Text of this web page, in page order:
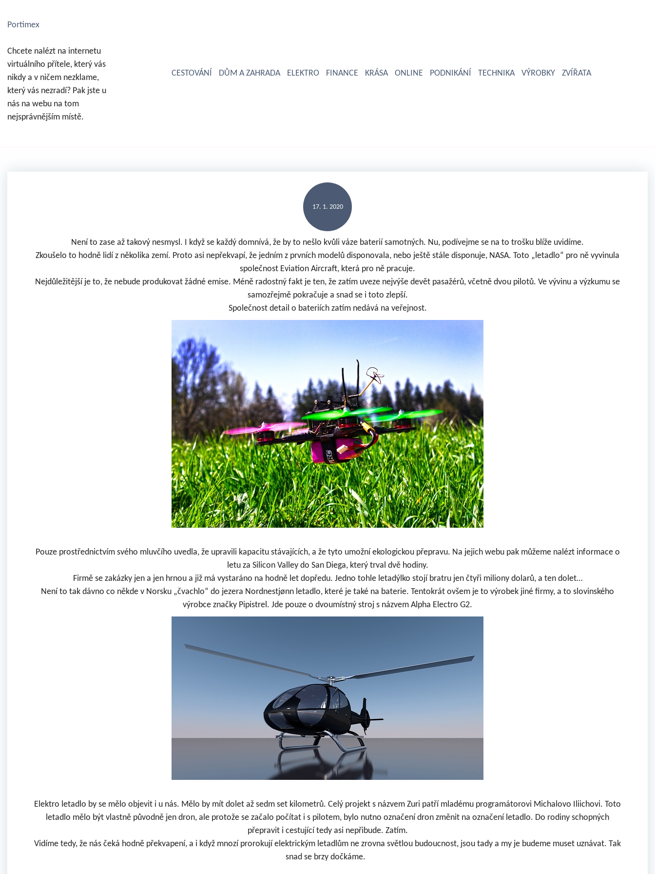
Portimex
Chcete nalézt na internetu
virtuálního přítele, který vás
nikdy a v ničem nezklame,
který vás nezradí? Pak jste u
nás na webu na tom
nejsprávnějším místě.
CESTOVÁNÍ DŮM A ZAHRADA ELEKTRO FINANCE KRÁSA ONLINE PODNIKÁNÍ TECHNIKA VÝROBKY ZVÍŘATA
17. 1. 2020
Není to zase až takový nesmysl. I když se každý domnívá, že by to nešlo kvůli váze baterií samotných. Nu, podívejme se na to trošku blíže uvidíme.
Zkoušelo to hodně lidí z několika zemí. Proto asi nepřekvapí, že jedním z prvních modelů disponovala, nebo ještě stále disponuje, NASA. Toto „letadlo“ pro ně vyvinula
společnost Eviation Aircraft, která pro ně pracuje.
Nejdůležitější je to, že nebude produkovat žádné emise. Méně radostný fakt je ten, že zatím uveze nejvýše devět pasažérů, včetně dvou pilotů. Ve vývinu a výzkumu se
samozřejmě pokračuje a snad se i toto zlepší.
Společnost detail o bateriích zatím nedává na veřejnost.
Pouze prostřednictvím svého mluvčího uvedla, že upravili kapacitu stávajících, a že tyto umožní ekologickou přepravu. Na jejich webu pak můžeme nalézt informace o
letu za Silicon Valley do San Diega, který trval dvě hodiny.
Firmě se zakázky jen a jen hrnou a již má vystaráno na hodně let dopředu. Jedno tohle letadýlko stojí bratru jen čtyři miliony dolarů, a ten dolet…
Není to tak dávno co někde v Norsku „čvachlo“ do jezera Nordnestjønn letadlo, které je také na baterie. Tentokrát ovšem je to výrobek jiné firmy, a to slovinského
výrobce značky Pipistrel. Jde pouze o dvoumístný stroj s názvem Alpha Electro G2.
Elektro letadlo by se mělo objevit i u nás. Mělo by mít dolet až sedm set kilometrů. Celý projekt s názvem Zuri patří mladému programátorovi Michalovo Iliichovi. Toto
letadlo mělo být vlastně původně jen dron, ale protože se začalo počítat i s pilotem, bylo nutno označení dron změnit na označení letadlo. Do rodiny schopných
přepravit i cestující tedy asi nepřibude. Zatím.
Vidíme tedy, že nás čeká hodně překvapení, a i když mnozí prorokují elektrickým letadlům ne zrovna světlou budoucnost, jsou tady a my je budeme muset uznávat. Tak
snad se brzy dočkáme.